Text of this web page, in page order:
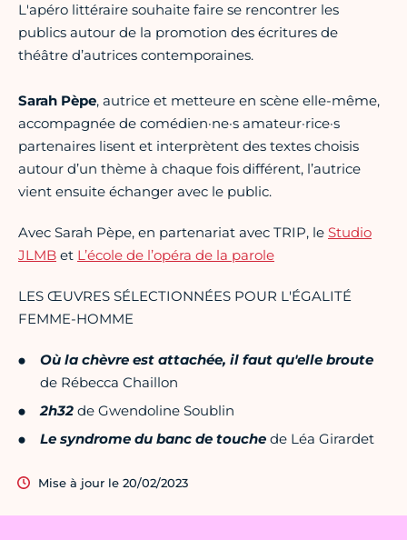
L'apéro littéraire souhaite faire se rencontrer les
publics autour de la promotion des écritures de
théâtre d’autrices contemporaines.
Sarah Pèpe, autrice et metteure en scène elle-même,
accompagnée de comédien·ne·s amateur·rice·s
partenaires lisent et interprètent des textes choisis
autour d’un thème à chaque fois différent, l’autrice
vient ensuite échanger avec le public.
Avec Sarah Pèpe, en partenariat avec TRIP, le Studio
JLMB et L’école de l’opéra de la parole
LES ŒUVRES SÉLECTIONNÉES POUR L'ÉGALITÉ
FEMME-HOMME
Où la chèvre est attachée, il faut qu'elle broute
de Rébecca Chaillon
2h32 de Gwendoline Soublin
Le syndrome du banc de touche de Léa Girardet
Mise à jour le 20/02/2023